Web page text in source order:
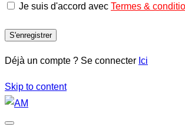
Je suis d'accord avec Termes &
S'enregistrer
Déjà un compte ? Se connecter Ici
Skip to content